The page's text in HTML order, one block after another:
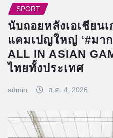
SPORT
นับถอยหลังเอเชียน
แคมเปญใหญ่ ‘#มา
ALL IN ASIAN
ไทยทั้งประเทศ
admin ส.ค. 4, 2026